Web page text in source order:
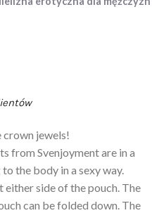
crown jewels!
from Svenjoyment are in a
the body in a sexy way.
either side of the pouch. The
can be folded down. The